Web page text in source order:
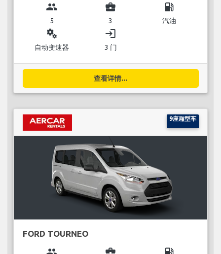
group
5
business_center
3
local_gas_station
汽油
miscellaneous_services
自动变速器
login
3 门
查看详情...
9座厢型车
FORD TOURNEO